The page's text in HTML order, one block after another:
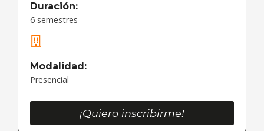
Duración:
6 semestres
Modalidad:
Presencial
¡Quiero inscribirme!